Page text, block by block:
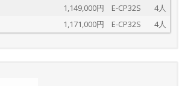
1,149,000円 E-CP32S
4人
1,171,000円 E-CP32S 4人